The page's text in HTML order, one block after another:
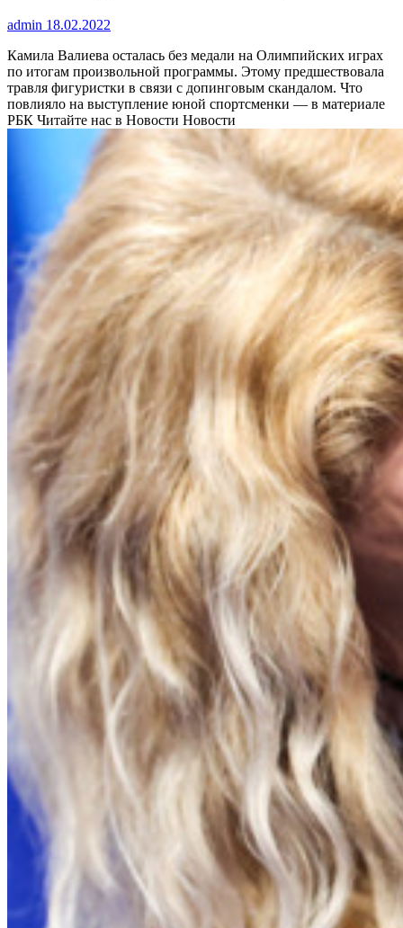
admin 18.02.2022
Камила Валиева осталась без медали на Олимпийских играх
по итогам произвольной программы. Этому предшествовала
травля фигуристки в связи с допинговым скандалом. Что
повлияло на выступление юной спортсменки — в материале
РБК Читайте нас в Новости Новости